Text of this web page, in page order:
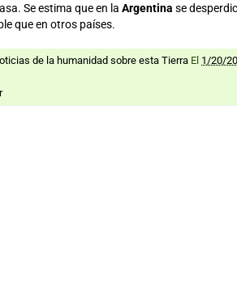
Se estima que en la Argentina se
que en otros países.
de la humanidad sobre esta Tierra El 1/20/